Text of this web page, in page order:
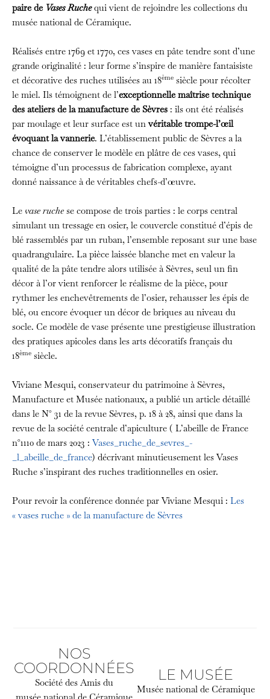
paire de Vases Ruchequi vient de rejoindre les collections du
musée national de Céramique.
Réalisés entre 1769 et 1770, ces vases en pâte tendre sont d’une
grande originalité : leur forme s’inspire de manière fantaisiste
et décorative des ruches utilisées au 18ème siècle pour récolter
le miel. Ils témoignent de l’exceptionnelle maîtrise technique
des ateliers de la manufacture de Sèvres : ils ont été réalisés
par moulage et leur surface est unvéritable trompe-l’œil
évoquant la vannerie. L’établissement public de Sèvres a la
chance de conserver le modèle en plâtre de ces vases, qui
témoigne d’un processus de fabrication complexe, ayant
donné naissance à de véritables chefs-d’œuvre.
Le vase ruche se compose de trois parties : le corps central
simulant un tressage en osier, le couvercle constitué d’épis de
blé rassemblés par un ruban, l’ensemble reposant sur une base
quadrangulaire. La pièce laissée blanche met en valeur la
qualité de la pâte tendre alors utilisée à Sèvres, seul un fin
décor à l’or vient renforcer le réalisme de la pièce, pour
rythmer les enchevêtrements de l’osier, rehausser les épis de
blé, ou encore évoquer un décor de briques au niveau du
socle. Ce modèle de vase présente une prestigieuse illustration
des pratiques apicoles dans les arts décoratifs français du
18ème siècle.
Viviane Mesqui, conservateur du patrimoine à Sèvres,
Manufacture et Musée nationaux, a publié un article détaillé
dans le N° 31 de la revue Sèvres, p. 18 à 28, ainsi que dans la
revue de la société centrale d’apiculture ( L’abeille de France
n°1110 de mars 2023 :Vases_ruche_de_sevres_-
_l_abeille_de_france) décrivant minutieusement les Vases
Ruche s’inspirant des ruches traditionnelles en osier.
Pour revoir la conférence donnée par Viviane Mesqui : Les
« vases ruche » de la manufacture de Sèvres
NOS
COORDONNÉES
Société des Amis du
LE MUSÉE
Musée national de Céramique